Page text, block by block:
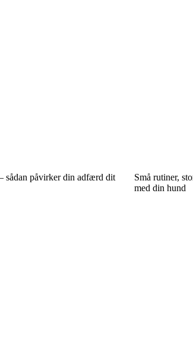
sådan påvirker din adfærd dit
Små rutiner,
med din hund